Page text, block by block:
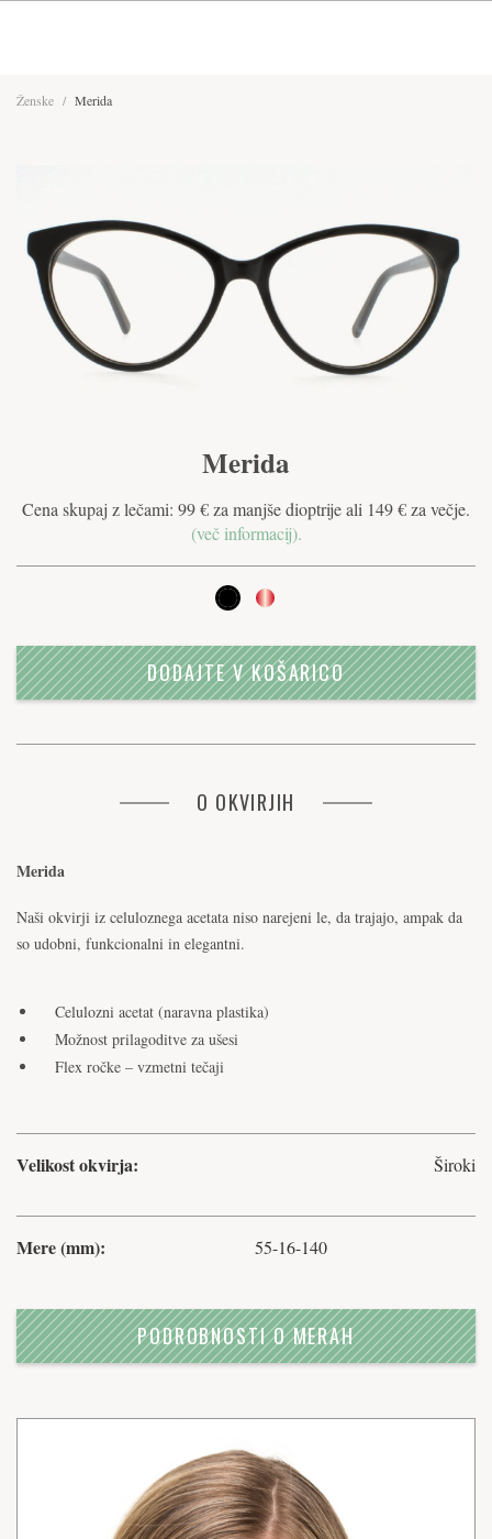
Ženske / Merida
Merida
Cena skupaj z lečami: 99 € za manjše dioptrije ali 149 € za večje.
(več informacij).
DODAJTE V KOŠARICO
O OKVIRJIH
Merida
Naši okvirji iz celuloznega acetata niso narejeni le, da trajajo, ampak da
so udobni, funkcionalni in elegantni.
Celulozni acetat (naravna plastika)
Možnost prilagoditve za ušesi
Flex ročke – vzmetni tečaji
Velikost okvirja: Široki
Mere (mm): 55-16-140
PODROBNOSTI O MERAH